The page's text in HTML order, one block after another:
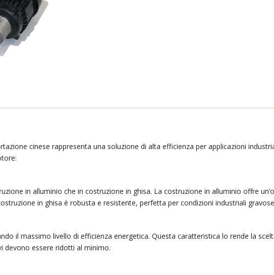
cinese rappresenta una soluzione di alta efficienza per applicazioni
in alluminio che in costruzione in ghisa. La costruzione in alluminio offre
in ghisa è robusta e resistente, perfetta per condizioni industriali
il massimo livello di efficienza energetica. Questa caratteristica lo rende la
devono essere ridotti al minimo.